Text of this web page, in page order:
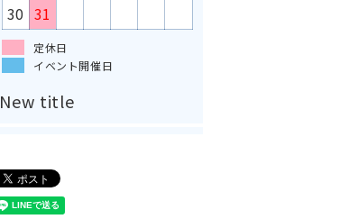
30 31
定休日
イベント開催日